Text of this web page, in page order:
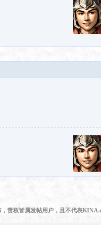
责权皆属发帖用户，且不代表